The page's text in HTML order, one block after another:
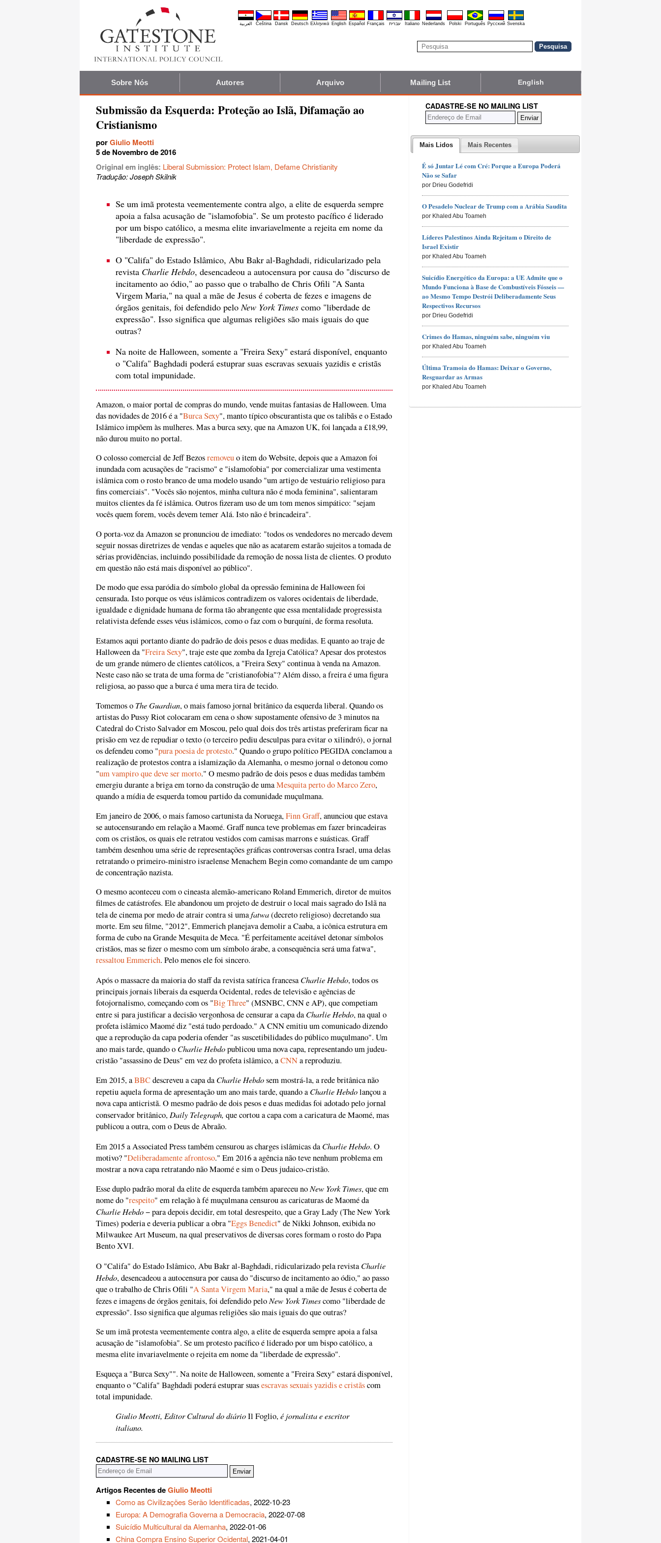
العربية Čeština Dansk Deutsch Ελληνικά English Español Français עברית Italiano Nederlands Polski Português Pyccĸий Svenska
Sobre Nós Autores Arquivo Mailing List English
Submissão da Esquerda: Proteção ao Islã, Difamação ao
Cristianismo
porGiulio Meotti
5 de Novembro de 2016
Original em inglês: Liberal Submission: Protect Islam, Defame Christianity
Tradução: Joseph Skilnik
Se um imã protesta veementemente contra algo, a elite de esquerda sempre
apoia a falsa acusação de "islamofobia". Se um protesto pacífico é liderado
por um bispo católico, a mesma elite invariavelmente a rejeita em nome da
"liberdade de expressão".
O "Califa" do Estado Islâmico, Abu Bakr al-Baghdadi, ridicularizado pela
revista Charlie Hebdo, desencadeou a autocensura por causa do "discurso de
incitamento ao ódio," ao passo que o trabalho de Chris Ofili "A Santa
Virgem Maria," na qual a mãe de Jesus é coberta de fezes e imagens de
órgãos genitais, foi defendido peloNew York Times como "liberdade de
expressão". Isso significa que algumas religiões são mais iguais do que
outras?
Na noite de Halloween, somente a "Freira Sexy" estará disponível, enquanto
o "Califa" Baghdadi poderá estuprar suas escravas sexuais yazidis e cristãs
com total impunidade.
Amazon, o maior portal de compras do mundo, vende muitas fantasias de Halloween. Uma
das novidades de 2016 é a "Burca Sexy", manto típico obscurantista que os talibãs e o Estado
Islâmico impõem às mulheres. Mas a burca sexy, que na Amazon UK, foi lançada a £18,99,
não durou muito no portal.
O colosso comercial de Jeff Bezosremoveuo item do Website, depois que a Amazon foi
inundada com acusações de "racismo" e "islamofobia" por comercializar uma vestimenta
islâmica com o rosto branco de uma modelo usando "um artigo de vestuário religioso para
fins comerciais". "Vocês são nojentos, minha cultura não é moda feminina", salientaram
muitos clientes da fé islâmica. Outros fizeram uso de um tom menos simpático: "sejam
vocês quem forem, vocês devem temer Alá. Isto não é brincadeira".
O porta-voz da Amazon se pronunciou de imediato: "todos os vendedores no mercado devem
seguir nossas diretrizes de vendas e aqueles que não as acatarem estarão sujeitos a tomada de
sérias providências, incluindo possibilidade da remoção de nossa lista de clientes. O produto
em questão não está mais disponível ao público".
De modo que essa paródia do símbolo global da opressão feminina de Halloween foi
censurada. Isto porque os véus islâmicos contradizem os valores ocidentais de liberdade,
igualdade e dignidade humana de forma tão abrangente que essa mentalidade progressista
relativista defende esses véus islâmicos, como o faz com o burquíni, de forma resoluta.
Estamos aqui portanto diante do padrão de dois pesos e duas medidas. E quanto ao traje de
Halloween da "Freira Sexy", traje este que zomba da Igreja Católica? Apesar dos protestos
de um grande número de clientes católicos, a "Freira Sexy" continua à venda na Amazon.
Neste caso não se trata de uma forma de "cristianofobia"? Além disso, a freira é uma figura
religiosa, ao passo que a burca é uma mera tira de tecido.
Tomemos o The Guardian, o mais famoso jornal britânico da esquerda liberal. Quando os
artistas do Pussy Riot colocaram em cena o show supostamente ofensivo de 3 minutos na
Catedral do Cristo Salvador em Moscou, pelo qual dois dos três artistas preferiram ficar na
prisão em vez de repudiar o texto (o terceiro pediu desculpas para evitar o xilindró), o jornal
os defendeu como "pura poesia de protesto." Quando o grupo político PEGIDA conclamou a
realização de protestos contra a islamização da Alemanha, o mesmo jornal o detonou como
"um vampiro que deve ser morto." O mesmo padrão de dois pesos e duas medidas também
emergiu durante a briga em torno da construção de umaMesquita perto do Marco Zero,
quando a mídia de esquerda tomou partido da comunidade muçulmana.
Em janeiro de 2006, o mais famoso cartunista da Noruega,Finn Graff, anunciou que estava
se autocensurando em relação a Maomé. Graff nunca teve problemas em fazer brincadeiras
com os cristãos, os quais ele retratou vestidos com camisas marrons e suásticas. Graff
também desenhou uma série de representações gráficas controversas contra Israel, uma delas
retratando o primeiro-ministro israelense Menachem Begin como comandante de um campo
de concentração nazista.
O mesmo aconteceu com o cineasta alemão-americano Roland Emmerich, diretor de muitos
filmes de catástrofes. Ele abandonou um projeto de destruir o local mais sagrado do Islã na
tela de cinema por medo de atrair contra si umafatwa(decreto religioso) decretando sua
morte. Em seu filme, "2012", Emmerich planejava demolir a Caaba, a icônica estrutura em
forma de cubo na Grande Mesquita de Meca. "É perfeitamente aceitável detonar símbolos
cristãos, mas se fizer o mesmo com um símbolo árabe, a consequência será uma fatwa",
ressaltou Emmerich. Pelo menos ele foi sincero.
Após o massacre da maioria do staff da revista satírica francesa Charlie Hebdo, todos os
principais jornais liberais da esquerda Ocidental, redes de televisão e agências de
fotojornalismo, começando com os "Big Three" (MSNBC, CNN e AP), que competiam
entre si para justificar a decisão vergonhosa de censurar a capa da Charlie Hebdo, na qual o
profeta islâmico Maomé diz "está tudo perdoado." A CNN emitiu um comunicado dizendo
que a reprodução da capa poderia ofender "as suscetibilidades do público muçulmano". Um
ano mais tarde, quando o Charlie Hebdopublicou uma nova capa, representando um judeu-
cristão "assassino de Deus" em vez do profeta islâmico, aCNNa reproduziu.
Em 2015, aBBCdescreveu a capa da Charlie Hebdosem mostrá-la, a rede britânica não
repetiu aquela forma de apresentação um ano mais tarde, quando a Charlie Hebdolançou a
nova capa anticristã. O mesmo padrão de dois pesos e duas medidas foi adotado pelo jornal
conservador britânico, Daily Telegraph, que cortou a capa com a caricatura de Maomé, mas
publicou a outra, com o Deus de Abraão.
Em 2015 a Associated Press também censurou as charges islâmicas da Charlie Hebdo. O
motivo? "Deliberadamente afrontoso." Em 2016 a agência não teve nenhum problema em
mostrar a nova capa retratando não Maomé e sim o Deus judaico-cristão.
Esse duplo padrão moral da elite de esquerda também apareceu noNew York Times, que em
nome do "respeito" em relação à fé muçulmana censurou as caricaturas de Maomé da
Charlie Hebdo− para depois decidir, em total desrespeito, que a Gray Lady (The New York
Times) poderia e deveria publicar a obra "Eggs Benedict" de Nikki Johnson, exibida no
Milwaukee Art Museum, na qual preservativos de diversas cores formam o rosto do Papa
Bento XVI.
O "Califa" do Estado Islâmico, Abu Bakr al-Baghdadi, ridicularizado pela revista Charlie
Hebdo, desencadeou a autocensura por causa do "discurso de incitamento ao ódio," ao passo
que o trabalho de Chris Ofili "A Santa Virgem Maria," na qual a mãe de Jesus é coberta de
fezes e imagens de órgãos genitais, foi defendido peloNew York Timescomo "liberdade de
expressão". Isso significa que algumas religiões são mais iguais do que outras?
Se um imã protesta veementemente contra algo, a elite de esquerda sempre apoia a falsa
acusação de "islamofobia". Se um protesto pacífico é liderado por um bispo católico, a
mesma elite invariavelmente o rejeita em nome da "liberdade de expressão".
Esqueça a "Burca Sexy"". Na noite de Halloween, somente a "Freira Sexy" estará disponível,
enquanto o "Califa" Baghdadi poderá estuprar suasescravas sexuais yazidis e cristãscom
total impunidade.
Giulio Meotti, Editor Cultural do diárioIl Foglio,é jornalista e escritor
italiano.
CADASTRE-SE NO MAILING LIST
Artigos Recentes deGiulio Meotti
Como as Civilizações Serão Identificadas, 2022-10-23
Europa: A Demografia Governa a Democracia, 2022-07-08
Suicídio Multicultural da Alemanha, 2022-01-06
China Compra Ensino Superior Ocidental, 2021-04-01
CADASTRE-SE NO MAILING LIST
Mais Lidos Mais Recentes
É só Juntar Lé com Cré: Porque a Europa Poderá
Não se Safar
por Drieu Godefridi
O Pesadelo Nuclear de Trump com a Arábia Saudita
por Khaled Abu Toameh
Líderes Palestinos Ainda Rejeitam o Direito de
Israel Existir
por Khaled Abu Toameh
Suicídio Energético da Europa: a UE Admite que o
Mundo Funciona à Base de Combustíveis Fósseis —
ao Mesmo Tempo Destrói Deliberadamente Seus
Respectivos Recursos
por Drieu Godefridi
Crimes do Hamas, ninguém sabe, ninguém viu
por Khaled Abu Toameh
Última Tramoia do Hamas: Deixar o Governo,
Resguardar as Armas
por Khaled Abu Toameh